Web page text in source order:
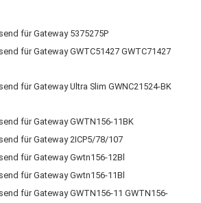
für Gateway 5375275P
für Gateway GWTC51427 GWTC71427
für Gateway Ultra Slim GWNC21524-BK
für Gateway GWTN156-11BK
für Gateway 2ICP5/78/107
für Gateway Gwtn156-12Bl
für Gateway Gwtn156-11Bl
für Gateway GWTN156-11 GWTN156-